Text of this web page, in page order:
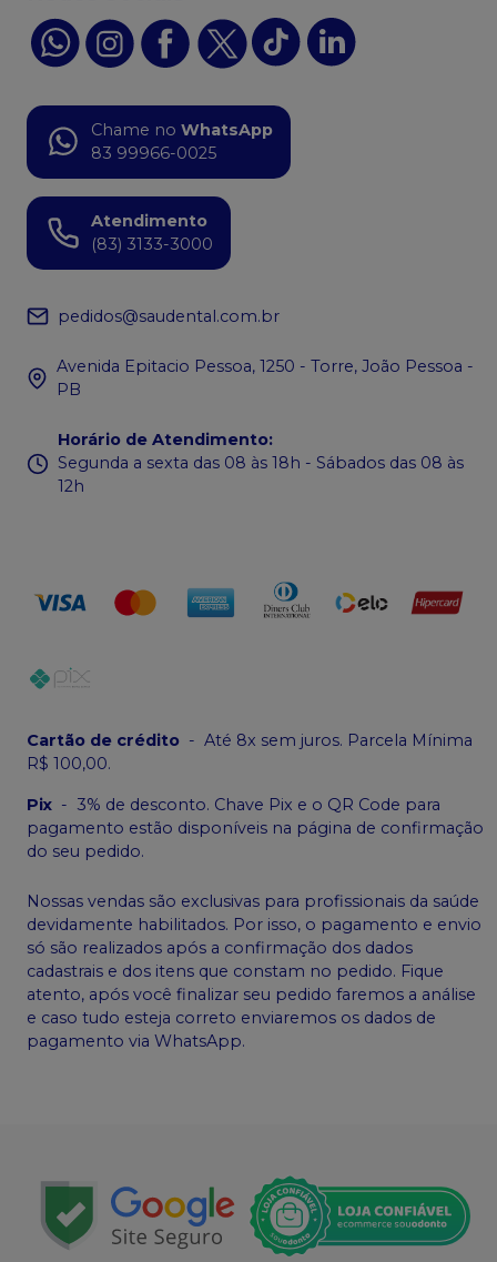
Chame no WhatsApp
83 99966-0025
Atendimento
(83) 3133-3000
pedidos@saudental.com.br
Avenida Epitacio Pessoa, 1250 - Torre, João Pessoa -
PB
Horário de Atendimento:
Segunda a sexta das 08 às 18h - Sábados das 08 às
12h
Cartão de crédito - Até 8x sem juros. Parcela Mínima
R$ 100,00.
Pix - 3% de desconto. Chave Pix e o QR Code para
pagamento estão disponíveis na página de confirmação
do seu pedido.
Nossas vendas são exclusivas para profissionais da saúde
devidamente habilitados. Por isso, o pagamento e envio
só são realizados após a confirmação dos dados
cadastrais e dos itens que constam no pedido. Fique
atento, após você finalizar seu pedido faremos a análise
e caso tudo esteja correto enviaremos os dados de
pagamento via WhatsApp.